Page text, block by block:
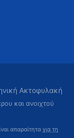
Ακτοφυλακή
και ανοιχτού
απαραίτητα για τη